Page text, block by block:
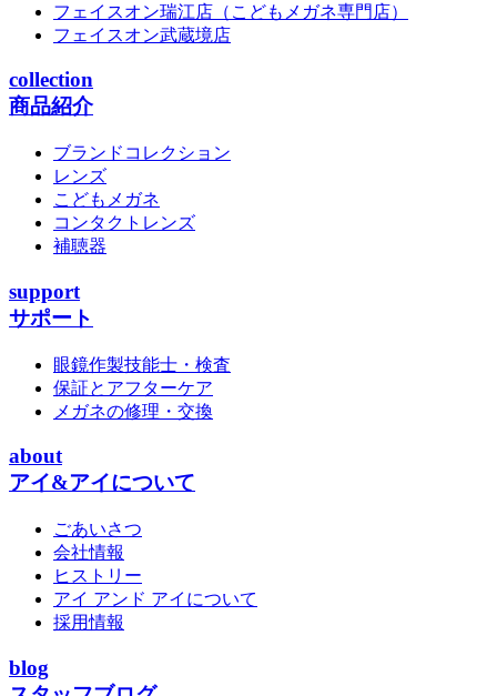
フェイスオン瑞江店 （こどもメガネ専門店）
フェイスオン武蔵境店
collection
商品紹介
ブランドコレクション
レンズ
こどもメガネ
コンタクトレンズ
補聴器
support
サポート
眼鏡作製技能士・検査
保証とアフターケア
メガネの修理・交換
about
アイ&アイについて
ごあいさつ
会社情報
ヒストリー
アイ アンド アイについて
採用情報
blog